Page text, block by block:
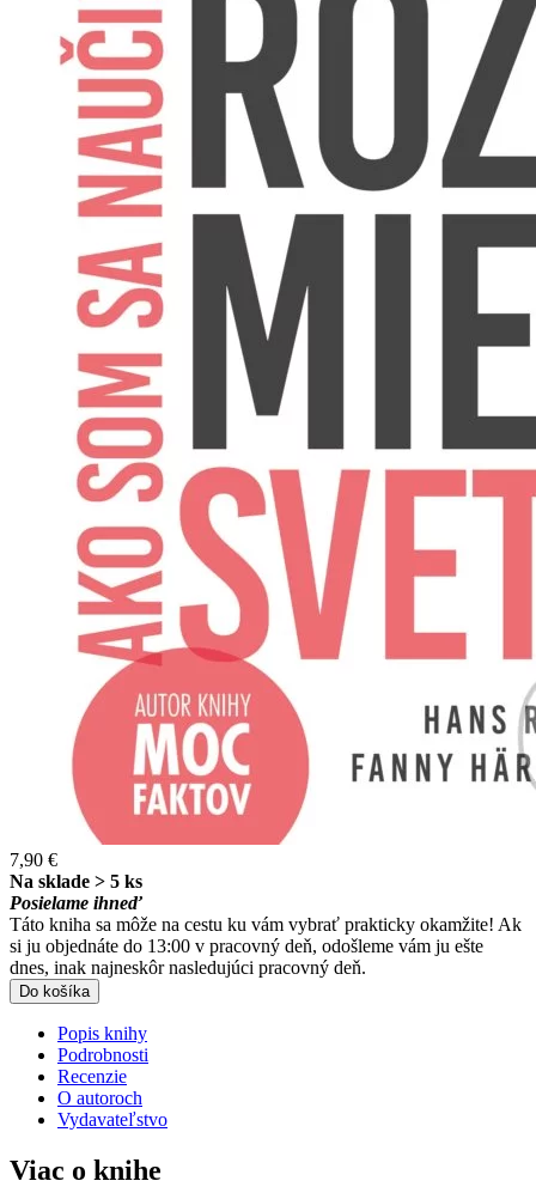
7,90 €
Na sklade > 5 ks
Posielame ihneď
Táto kniha sa môže na cestu ku vám vybrať prakticky okamžite! Ak
si ju objednáte do 13:00 v pracovný deň, odošleme vám ju ešte
dnes, inak najneskôr nasledujúci pracovný deň.
Do košíka
Popis knihy
Podrobnosti
Recenzie
O autoroch
Vydavateľstvo
Viac o knihe